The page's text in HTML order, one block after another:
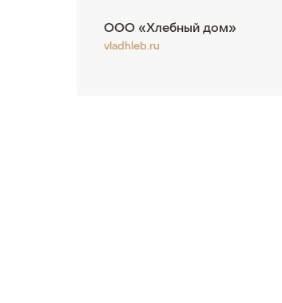
ООО «Хлебный дом»
vladhleb.ru